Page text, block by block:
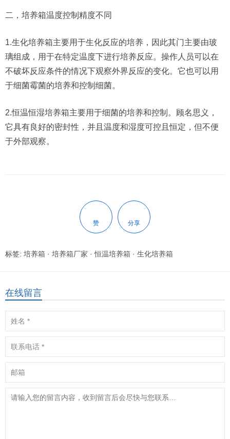
二，培养箱温度控制精度不同
1.生化培养箱主要用于生化反应的培养，因此其门主要由玻
璃组成，用于在特定温度下进行培养反应。操作人员可以在
不破坏反应条件的情况下观察外界反应的变化。它也可以用
于细菌霉菌的培养和控制细菌。
2.恒温恒湿培养箱主要用于细菌的培养和控制。顾名思义，
它具有良好的密封性，并且温度和湿度可控且恒定，但不便
于外部观察。
赞 分享
标签: 培养箱 · 培养箱厂家 ·恒温培养箱 · 生化培养箱
在线留言